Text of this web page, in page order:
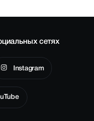
сетях
Instagram